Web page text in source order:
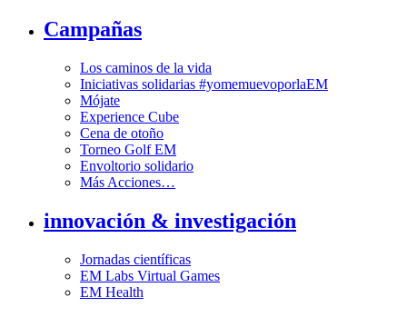
Campañas
Los caminos de la vida
Iniciativas solidarias #yomemuevoporlaEM
Mójate
Experience Cube
Cena de otoño
Torneo Golf EM
Envoltorio solidario
Más Acciones…
innovación & investigación
Jornadas científicas
EM Labs Virtual Games
EM Health